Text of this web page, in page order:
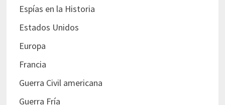
Espías en la Historia
Estados Unidos
Europa
Francia
Guerra Civil americana
Guerra Fría